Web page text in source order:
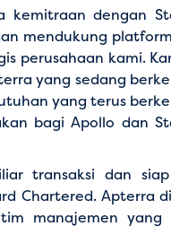
kemitraan dengan
mendukung
perusahaan kami.
yang sedang
yang terus
bagi Apollo dan
transaksi dan
Chartered. Apterra
manajemen yang